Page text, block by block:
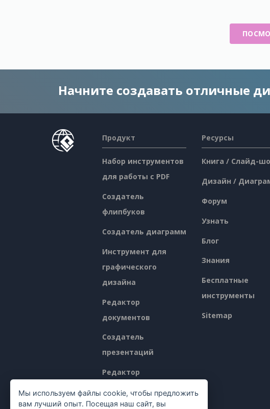
Начните создавать отличные
Продукт
Набор инструментов
для работы с PDF
Создатель
флипбуков
Создатель диаграмм
Инструмент для
графического
дизайна
Редактор
документов
Создатель
презентаций
Редактор
Ресурсы
Книга / Слайд-
Дизайн /
Форум
Узнать
Блог
Знания
Бесплатные
инструменты
Sitemap
Мы используем файлы cookie, чтобы предложить
вам лучший опыт. Посещая наш сайт, вы